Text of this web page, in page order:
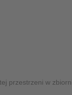
przestrzeni w